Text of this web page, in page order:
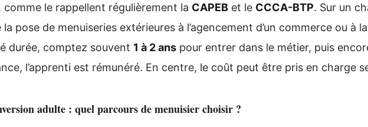
comme le rappellent régulièrement la CAPEB et le CCCA-BTP. Sur un
pose de menuiseries extérieures à l’agencement d’un commerce ou à
durée, comptez souvent 1 à 2 ans pour entrer dans le métier, puis
l’apprenti est rémunéré. En centre, le coût peut être pris en charge
adulte : quel parcours de menuisier choisir ?